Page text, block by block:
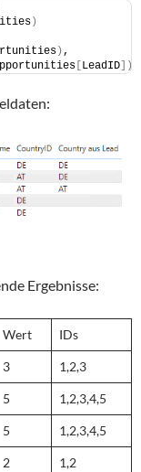
)
)
LeadID ]))
Ergebnisse:
Wert IDs
3 1,2,3
5 1,2,3,4,5
5 1,2,3,4,5
2 1,2